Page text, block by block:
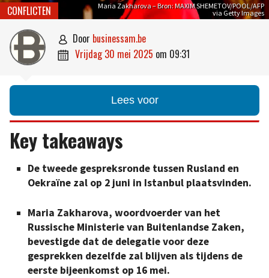
Maria Zakharova – Bron: MAXIM SHEMETOV/POOL/AFP
via Getty Images
CONFLICTEN
 door businessam.be
 vrijdag 30 mei 2025 om 09:31
Lees voor
Key takeaways
De tweede gespreksronde tussen Rusland en
Oekraïne zal op 2 juni in Istanbul plaatsvinden.
Maria Zakharova, woordvoerder van het
Russische Ministerie van Buitenlandse Zaken,
bevestigde dat de delegatie voor deze
gesprekken dezelfde zal blijven als tijdens de
eerste bijeenkomst op 16 mei.